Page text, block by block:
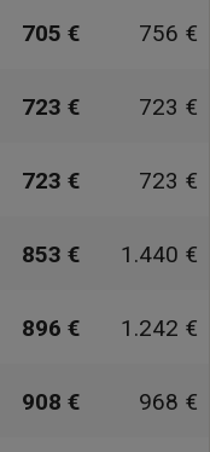
705 € 756 €
723 € 723 €
723 € 723 €
853 € 1.440 €
896 € 1.242 €
908 € 968 €